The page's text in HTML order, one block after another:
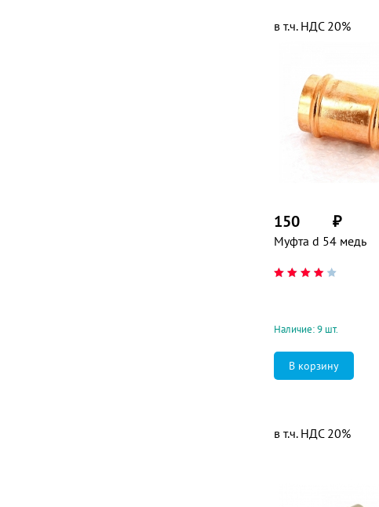
Муфта d 54 медь
150 ₽
в т.ч. НДС 20%
Наличие: 9 шт.
в т.ч. НДС 20%